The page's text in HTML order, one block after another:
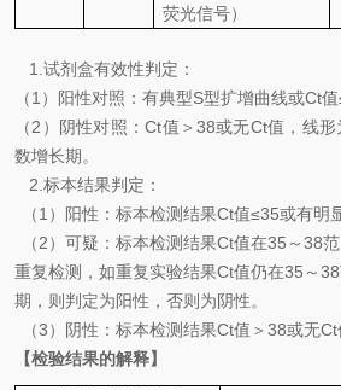
荧光信号）
1. 试剂盒有效性判定：
（1 ）阳性对照：有典型S型扩增曲线或Ct值
（2 ）阴性对照：Ct值＞ 38或无Ct值，线形
数增长期。
2. 标本结果判定：
（1 ） 阳性：标本检测结果Ct值≤35或有明
（2）可疑： 标本检测结果Ct值在35 ～38
重复检测，如重复实验结果Ct值仍在35 ～38
期，则判定为阳性，否则为阴性。
（3）阴性：标本检测结果Ct值＞ 38或无Ct
【检验结果的解释】